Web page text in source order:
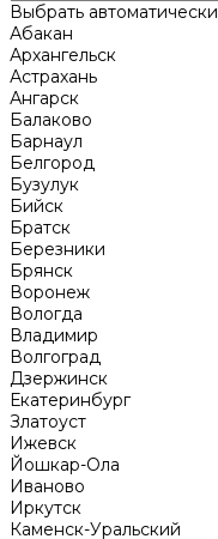
Выбрать автоматически
Абакан
Архангельск
Астрахань
Ангарск
Балаково
Барнаул
Белгород
Бузулук
Бийск
Братск
Березники
Брянск
Воронеж
Вологда
Владимир
Волгоград
Дзержинск
Екатеринбург
Златоуст
Ижевск
Йошкар-Ола
Иваново
Иркутск
Каменск-Уральский